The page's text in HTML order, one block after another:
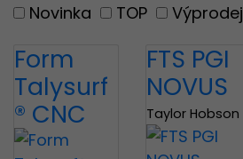
Novinka
TOP Výprodej
Form
Talysurf
® CNC
FTS PGI
NOVUS
Taylor Hobson